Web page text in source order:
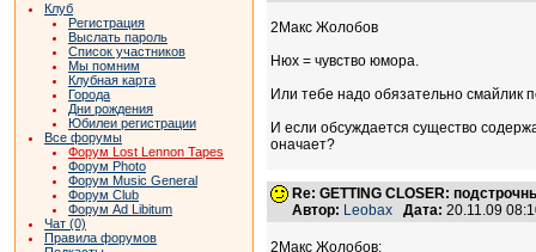
Клуб
Регистрация
Выслать пароль
Список участников
Мы помним
Клубная карта
Города
Дни рождения
Юбилеи регистрации
Все форумы
Форум Lost Lennon Tapes
Форум Photo
Форум Music General
Форум Club
Форум Ad Libitum
Чат (0)
Правила форумов
2Макс Жолобов
Нюх = чувство юмора.
Или тебе надо обязательно смайлик
И если обсуждается существо
оначает?
Re: GETTING CLOSER:
Автор: Leobax Дата: 20.11.09
2Макс Жолобов: